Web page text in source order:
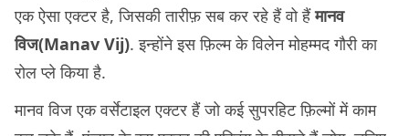
एक ऐसा एक्टर है, जिसकी तारीफ़ सब कर रहे हैं वो हैंमानव
विज(Manav Vij). इन्होंने इस फ़िल्म के विलेन मोहम्मद गौरी का
रोल प्ले किया है.
मानव विज एक वर्सेटाइल एक्टर हैं जो कई सुपरहिट फ़िल्मों में काम